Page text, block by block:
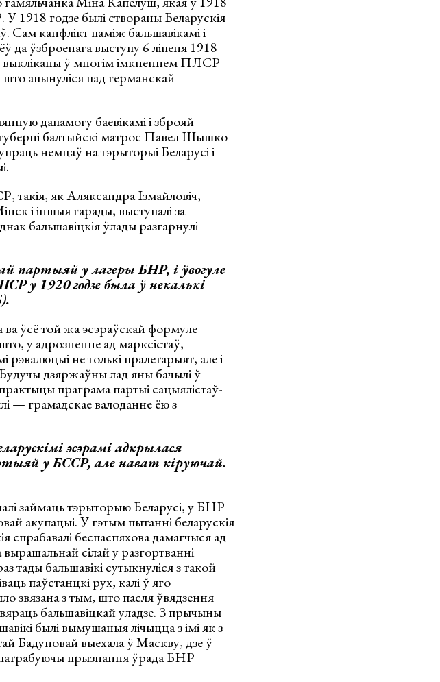
1918 годзе былі створаны Беларускія
Сам канфлікт паміж бальшавікамі і
да ўзброенага выступу 6 ліпеня 1918
выкліканы ў многім імкненнем ПЛСР
апынуліся пад германскай
дапамогу баевікамі і зброяй
балтыйскі матрос Павел Шышко
немцаў на тэрыторыі Беларусі і
такія, як Аляксандра Ізмайловіч,
і іншыя гарады, выступалі за
бальшавіцкія ўлады разгарнулі
партыяй у лагеры БНР, і ўвогуле
у 1920 годзе была ў некалькі
ўсё той жа эсэраўскай формуле
у адрозненне ад марксістаў,
рэвалюцыі не толькі пралетарыят, але і
дзяржаўны лад яны бачылі ў
праграма партыі сацыялістаў-
— грамадскае валоданне ёю з
эсэрамі адкрылася
у БССР, але нават кіруючай.
займаць тэрыторыю Беларусі, у БНР
акупацыі. У гэтым пытанні беларускія
спрабавалі беспаспяхова дамагчыся ад
сілай у разгортванні
тады бальшавікі сутыкнуліся з такой
паўстанцкі рух, калі ў яго
звязана з тым, што пасля ўвядзення
бальшавіцкай уладзе. З прычыны
былі вымушаныя лічыцца з імі як з
Бадуновай выехала ў Маскву, дзе ў
прызнання ўрада БНР